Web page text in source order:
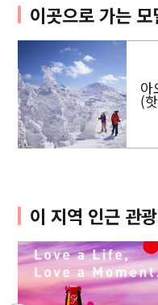
이곳으로 가는
아
(
이 지역 인근 관